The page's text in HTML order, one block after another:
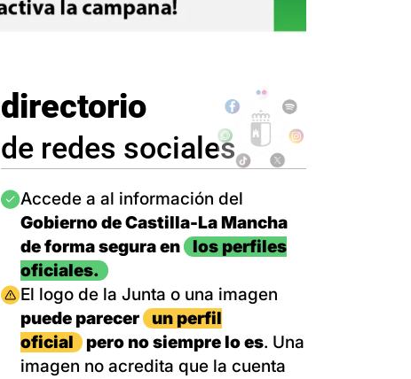
directorio
de redes sociales
Imagen
Accede a al información del
Gobierno de Castilla-La Mancha
de forma segura en
los perfiles
oficiales.
Imagen
El logo de la Junta o una imagen
puede parecer
un perfil
oficial
pero no siempre lo es. Una
imagen no acredita que la cuenta